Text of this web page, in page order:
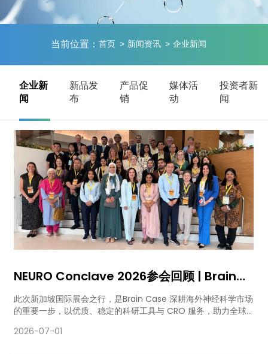
当前位置： 首页 新闻资讯 企业新闻
企业新
闻
新品发
布
产品促
销
媒体活
动
投资者新
闻
NEURO Conclave 2026参会回顾 | Brain
Case亮相新加坡神经科学盛会
此次新加坡国际展会之行，是Brain Case 深耕海外神经科学市场
的重要一步，以优质、稳定的科研工具与 CRO 服务，助力全球
2026-07-01